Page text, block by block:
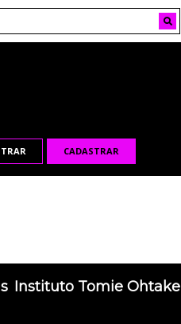
CADASTRAR
Instituto Tomie Ohtake